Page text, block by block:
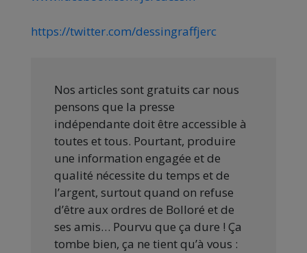
https://twitter.com/dessingraffjerc
Nos articles sont gratuits car nous
pensons que la presse
indépendante doit être accessible à
toutes et tous. Pourtant, produire
une information engagée et de
qualité nécessite du temps et de
l’argent, surtout quand on refuse
d’être aux ordres de Bolloré et de
ses amis… Pourvu que ça dure ! Ça
tombe bien, ça ne tient qu’à vous :